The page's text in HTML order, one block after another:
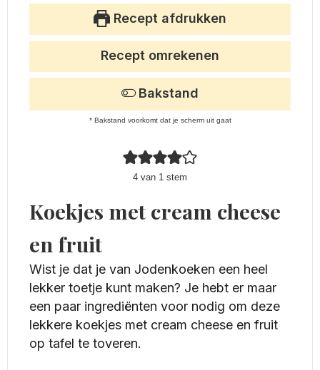
Recept afdrukken
4 van 1 stem
Recept omrekenen
Bakstand
* Bakstand voorkomt dat je scherm uit gaat
Koekjes met cream cheese
en fruit
Wist je dat je van Jodenkoeken een heel
lekker toetje kunt maken? Je hebt er maar
een paar ingrediënten voor nodig om deze
lekkere koekjes met cream cheese en fruit
op tafel te toveren.